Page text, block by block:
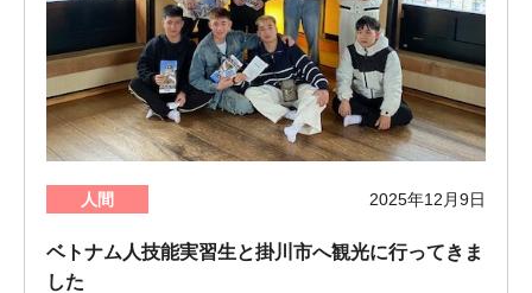
人間 2025年12月9日
ベトナム人技能実習生と掛川市へ観光に行ってきま
した